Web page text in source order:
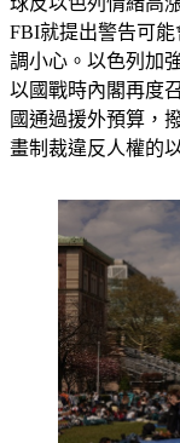
FBI就提出警告可
調小心。以色列加
以國戰時內閣再度
國通過援外預算，
畫制裁違反人權的